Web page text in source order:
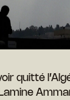
quitté